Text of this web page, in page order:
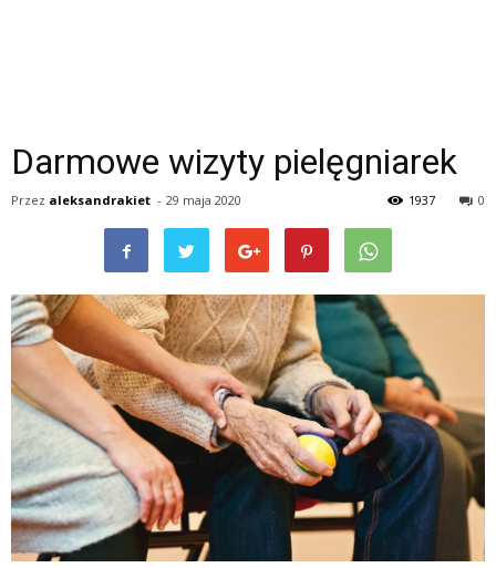
Darmowe wizyty pielęgniarek
Przez aleksandrakiet - 29 maja 2020 0
1937